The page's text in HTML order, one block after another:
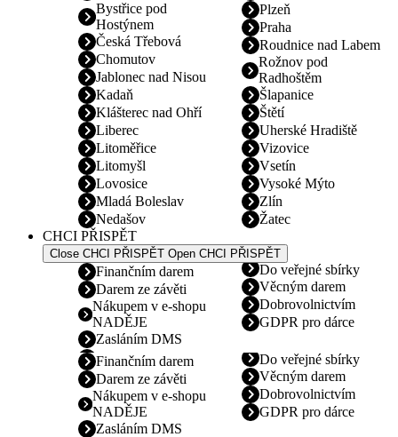
Bystřice pod
Hostýnem
Česká Třebová
Chomutov
Jablonec nad Nisou
Kadaň
Klášterec nad Ohří
Liberec
Litoměřice
Litomyšl
Lovosice
Mladá Boleslav
Nedašov
Plzeň
Praha
Roudnice nad Labem
Rožnov pod
Radhoštěm
Šlapanice
Štětí
Uherské Hradiště
Vizovice
Vsetín
Vysoké Mýto
Zlín
Žatec
CHCI PŘISPĚT
Close CHCI PŘISPĚT Open CHCI PŘISPĚT
Finančním darem
Darem ze závěti
Nákupem v e-shopu
NADĚJE
Zasláním DMS
Do veřejné sbírky
Věcným darem
Dobrovolnictvím
GDPR pro dárce
Finančním darem
Darem ze závěti
Nákupem v e-shopu
NADĚJE
Zasláním DMS
Do veřejné sbírky
Věcným darem
Dobrovolnictvím
GDPR pro dárce